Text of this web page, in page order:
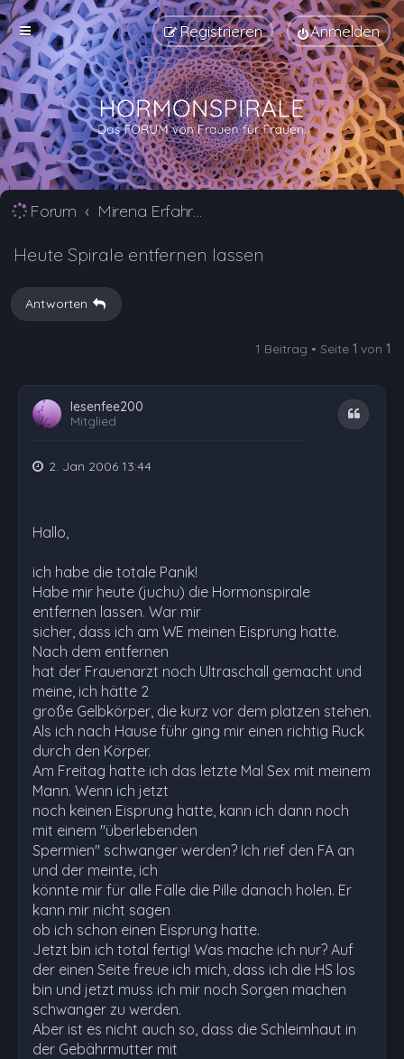
Anmelden
Registrieren
Forum Mirena Erfahrungsberichte und Nebenwirkungen
Heute Spirale entfernen lassen
Antworten
1 Beitrag • Seite 1 von 1
lesenfee200
Mitglied
Zitat
2. Jan 2006 13:44
Hallo,
ich habe die totale Panik!
Habe mir heute (juchu) die Hormonspirale
entfernen lassen. War mir
sicher, dass ich am WE meinen Eisprung hatte.
Nach dem entfernen
hat der Frauenarzt noch Ultraschall gemacht und
meine, ich hätte 2
große Gelbkörper, die kurz vor dem platzen stehen.
Als ich nach Hause führ ging mir einen richtig Ruck
durch den Körper.
Am Freitag hatte ich das letzte Mal Sex mit meinem
Mann. Wenn ich jetzt
noch keinen Eisprung hatte, kann ich dann noch
mit einem "überlebenden
Spermien" schwanger werden? Ich rief den FA an
und der meinte, ich
könnte mir für alle Fälle die Pille danach holen. Er
kann mir nicht sagen
ob ich schon einen Eisprung hatte.
Jetzt bin ich total fertig! Was mache ich nur? Auf
der einen Seite freue ich mich, dass ich die HS los
bin und jetzt muss ich mir noch Sorgen machen
schwanger zu werden.
Aber ist es nicht auch so, dass die Schleimhaut in
der Gebährmutter mit